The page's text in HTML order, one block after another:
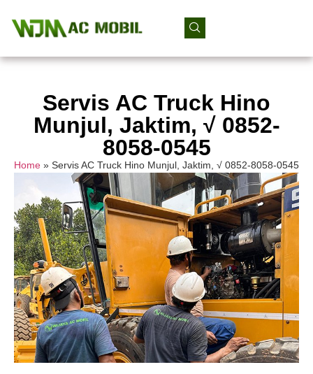
Servis AC Truck Hino
Munjul, Jaktim, √ 0852-
8058-0545
Home » Servis AC Truck Hino Munjul, Jaktim, √ 0852-8058-0545